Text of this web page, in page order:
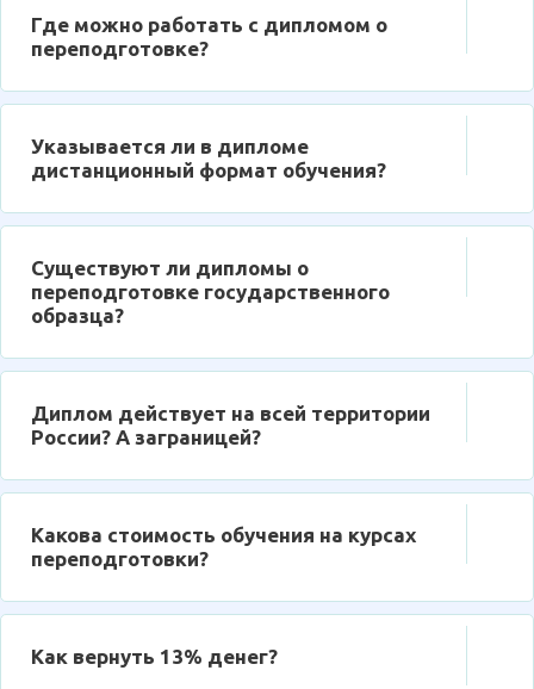
Где можно работать с дипломом о
переподготовке?
Указывается ли в дипломе
дистанционный формат обучения?
Существуют ли дипломы о
переподготовке государственного
образца?
Диплом действует на всей территории
России? А заграницей?
Какова стоимость обучения на курсах
переподготовки?
Как вернуть 13% денег?